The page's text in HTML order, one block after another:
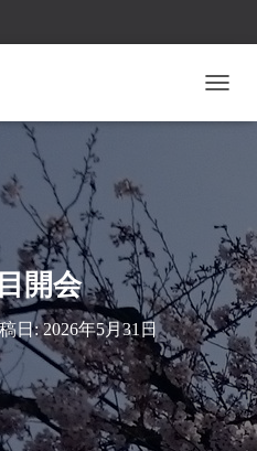
ビ
ン
を
切
り
替
え
開会
日:2026年5月31日